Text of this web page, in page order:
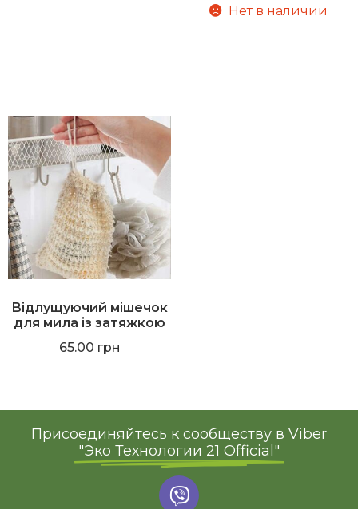
Нет в наличии
Відлущуючий мішечок
для мила із затяжкою
65.00 грн
Присоединяйтесь к сообществу в Viber
"Эко Технологии 21 Official"